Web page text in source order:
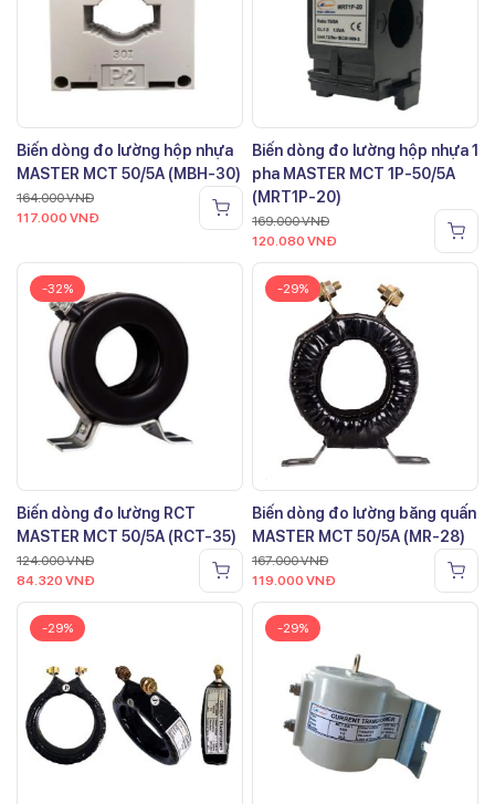
Biến dòng đo lường hộp nhựa
MASTER MCT 50/5A (MBH-30)
164.000VNĐ
117.000 VNĐ
Biến dòng đo lường hộp nhựa 1
pha MASTER MCT 1P-50/5A
(MRT1P-20)
169.000VNĐ
120.080 VNĐ
-32%
Biến dòng đo lường RCT
MASTER MCT 50/5A (RCT-35)
124.000VNĐ
84.320 VNĐ
-29%
Biến dòng đo lường băng quấn
MASTER MCT 50/5A (MR-28)
167.000VNĐ
119.000 VNĐ
-29% -29%